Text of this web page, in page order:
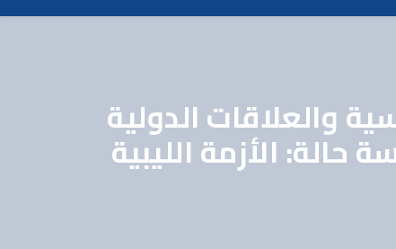
والعلاقات الدولية
حالة: الأزمة الليبية